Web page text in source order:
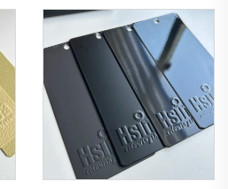
para sa Lahat ng
Ibabaw ng Metal